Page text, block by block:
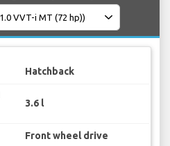
Hatchback
3.6 l
Front wheel drive